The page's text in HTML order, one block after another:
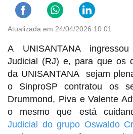
Atualizada em 24/04/2026 10:01
A UNISANTANA
Judicial (RJ) e, para que os
da UNISANTANA sejam
o SinproSP contratou os
Drummond, Piva e Valente
o mesmo que está
Judicial do grupo Oswaldo